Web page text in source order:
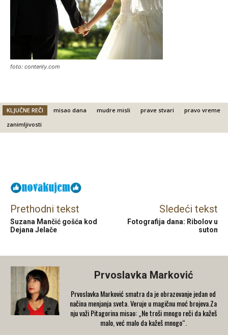
foto: contenly.com
KLJUČNE REČI misao dana mudre misli prave stvari
pravo vreme
zanimljivosti
Prethodni tekst
Suzana Mančić gošća kod
Dejana Jelače
Sledeći tekst
Fotografija dana: Ribolov u
suton
Prvoslavka Marković
Prvoslavka Marković smatra da je obrazovanje jedan od
načina menjanja sveta. Veruje u magičnu moć brojeva.Za
nju važi Pitagorina misao: „Ne troši mnogo reči da kažeš
malo, već malo da kažeš mnogo“.